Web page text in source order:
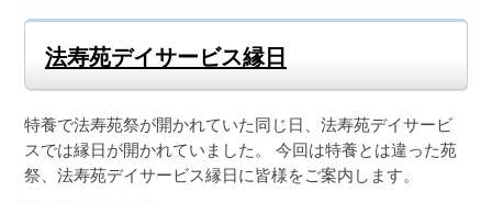
法寿苑デイサービス縁日
特養で法寿苑祭が開かれていた同じ日、法寿苑デイサービ
スでは縁日が開かれていました。 今回は特養とは違った苑
祭、法寿苑デイサービス縁日に皆様をご案内します。